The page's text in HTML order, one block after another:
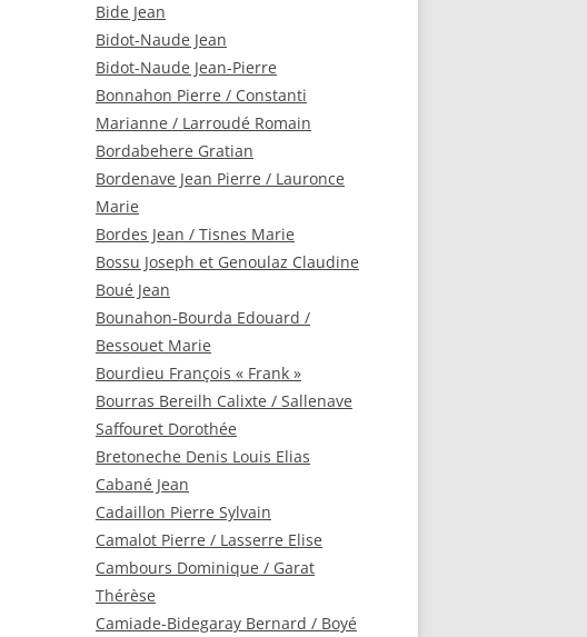
Bide Jean
Bidot-Naude Jean
Bidot-Naude Jean-Pierre
Bonnahon Pierre / Constanti
Marianne / Larroudé Romain
Bordabehere Gratian
Bordenave Jean Pierre / Lauronce
Marie
Bordes Jean / Tisnes Marie
Bossu Joseph et Genoulaz Claudine
Boué Jean
Bounahon-Bourda Edouard /
Bessouet Marie
Bourdieu François « Frank »
Bourras Bereilh Calixte / Sallenave
Saffouret Dorothée
Bretoneche Denis Louis Elias
Cabané Jean
Cadaillon Pierre Sylvain
Camalot Pierre / Lasserre Elise
Cambours Dominique / Garat
Thérèse
Camiade-Bidegaray Bernard / Boyé